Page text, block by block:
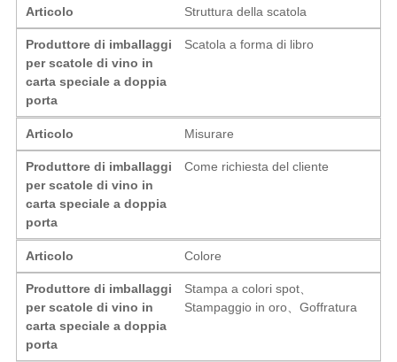
Articolo Struttura della scatola
Produttore di imballaggi
per scatole di vino in
carta speciale a doppia
porta
Scatola a forma di libro
Articolo Misurare
Produttore di imballaggi
per scatole di vino in
carta speciale a doppia
porta
Come richiesta del cliente
Articolo Colore
Produttore di imballaggi
per scatole di vino in
carta speciale a doppia
porta
Stampa a colori spot、
Stampaggio in oro、Goffratura